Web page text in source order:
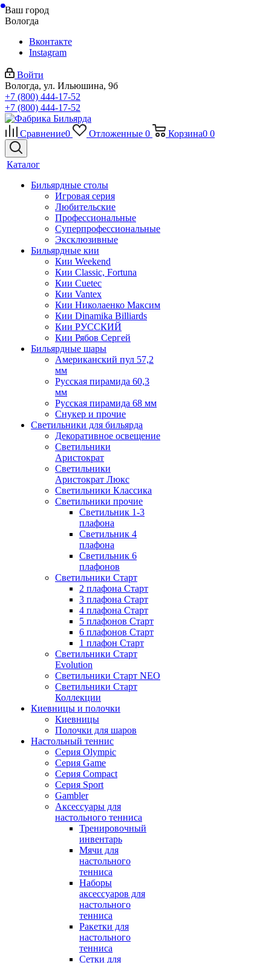
Ваш город
Вологда
Вконтакте
Instagram
Войти
Вологда, ул. Ильюшина, 9б
+7 (800) 444-17-52
+7 (800) 444-17-52
Сравнение0 Отложенные 0 Корзина0 0
Каталог
Бильярдные столы
Игровая серия
Любительские
Профессиональные
Суперпрофессиональные
Эксклюзивные
Бильярдные кии
Кии Weekend
Кии Classic, Fortuna
Кии Cuetec
Кии Vantex
Кии Николаенко Максим
Кии Dinamika Billiards
Кии РУССКИЙ
Кии Рябов Сергей
Бильярдные шары
Американский пул 57,2
мм
Русская пирамида 60,3
мм
Русская пирамида 68 мм
Снукер и прочие
Светильники для бильярда
Декоративное освещение
Светильники
Аристократ
Светильники
Аристократ Люкс
Светильники Классика
Светильники прочие
Светильник 1-3
плафона
Светильник 4
плафона
Светильник 6
плафонов
Светильники Старт
2 плафона Старт
3 плафона Старт
4 плафона Старт
5 плафонов Старт
6 плафонов Старт
1 плафон Старт
Светильники Старт
Evolution
Светильники Старт NEO
Светильники Старт
Коллекции
Киевницы и полочки
Киевницы
Полочки для шаров
Настольный теннис
Серия Olympic
Серия Game
Серия Compact
Серия Sport
Gambler
Аксессуары для
настольного тенниса
Тренировочный
инвентарь
Мячи для
настольного
тенниса
Наборы
аксессуаров для
настольного
тенниса
Ракетки для
настольного
тенниса
Сетки для